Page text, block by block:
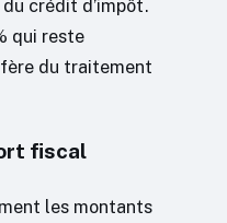
crédit d’impôt.
qui reste
du traitement
fiscal
les montants